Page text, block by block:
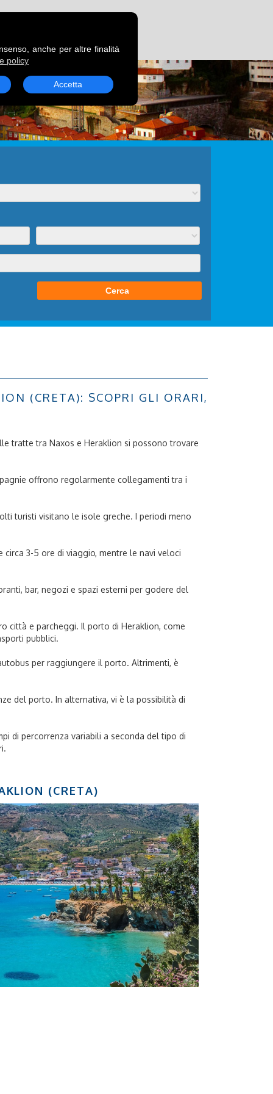
(CRETA): SCOPRI GLI ORARI,
tratte tra Naxos e Heraklion si possono trovare
offrono regolarmente collegamenti tra i
turisti visitano le isole greche. I periodi meno
3-5 ore di viaggio, mentre le navi veloci
bar, negozi e spazi esterni per godere del
città e parcheggi. Il porto di Heraklion, come
pubblici.
per raggiungere il porto. Altrimenti, è
del porto. In alternativa, vi è la possibilità di
di percorrenza variabili a seconda del tipo di
(CRETA)
anche per altre finalità
policy
Accetta